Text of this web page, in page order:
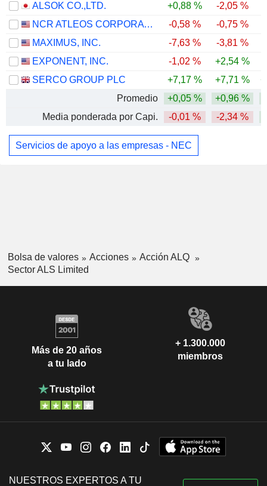
ALSOK CO.,LTD.
+0,88 % -2,05 %
NCR ATLEOS CORPORATION
-0,58 % -0,75 %
MAXIMUS, INC.
-7,63 % -3,81 %
EXPONENT, INC.
-1,02 % +2,54 %
SERCO GROUP PLC
+7,17 % +7,71 %
Promedio
+0,05 % +0,96 %
Media ponderada por Capi.
-0,01 % -2,34 %
Servicios de apoyo a las empresas - NEC
Bolsa de valores Acciones
Acción ALQ
Sector ALS Limited
Más de 20 años
a tu lado
+ 1.300.000
miembros
NUESTROS EXPERTOS A TU